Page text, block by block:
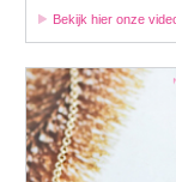
Bekijk hier onze